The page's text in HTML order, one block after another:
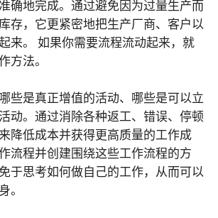
确地完成。通过避免因为过量生产而
存，它更紧密地把生产厂商、客户以
来。 如果你需要流程流动起来，就
方法。
些是真正增值的活动、哪些是可以立
动。通过消除各种返工、错误、停顿
降低成本并获得更高质量的工作成
流程并创建围绕这些工作流程的方
于思考如何做自己的工作，从而可以
。